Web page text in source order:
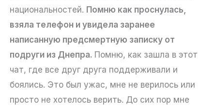
национальностей. Помню как проснулась,
взяла телефон и увидела заранее
написанную предсмертную записку от
подруги из Днепра. Помню, как зашла в этот
чат, где все друг друга поддерживали и
боялись. Это был ужас, мне не верилось или
просто не хотелось верить. До сих пор мне